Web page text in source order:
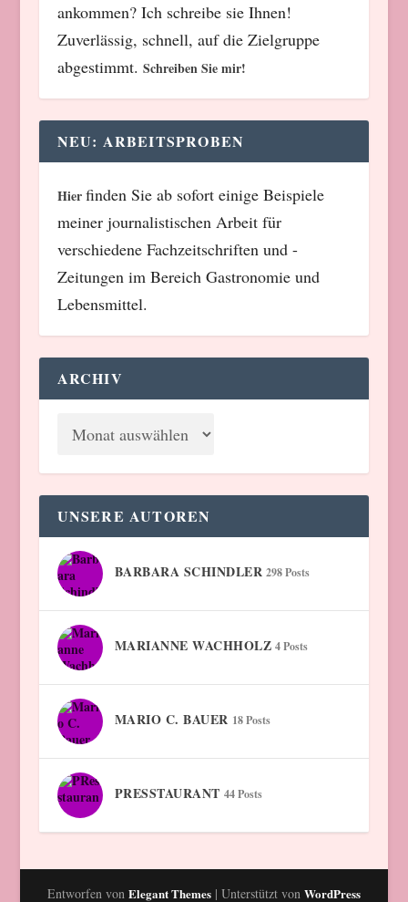
ankommen? Ich schreibe sie Ihnen!
Zuverlässig, schnell, auf die Zielgruppe
abgestimmt. Schreiben Sie mir!
NEU: ARBEITSPROBEN
Hierfinden Sie ab sofort einige Beispiele
meiner journalistischen Arbeit für
verschiedene Fachzeitschriften und -
Zeitungen im Bereich Gastronomie und
Lebensmittel.
ARCHIV
UNSERE AUTOREN
BARBARA SCHINDLER 298 Posts
MARIANNE WACHHOLZ 4 Posts
MARIO C. BAUER 18 Posts
PRESSTAURANT 44 Posts
Entworfen von Elegant Themes| Unterstützt von WordPress